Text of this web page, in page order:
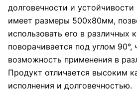
долговечности и устойчивости
имеет размеры 500x80мм,
использовать его в различных
поворачивается под углом 90°,
возможность применения в
Продукт отличается высоким
исполнения и долговечностью.